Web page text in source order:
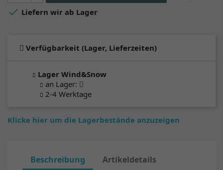
 Liefern wir ab Lager
Verfügbarkeit (Lager, Lieferzeiten)
Lager Wind&Snow
an Lager:
2-4 Werktage
Klicke hier um die Lagerbestände anzuzeigen
Beschreibung
Artikeldetails